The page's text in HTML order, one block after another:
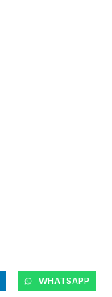
WHATSAPP